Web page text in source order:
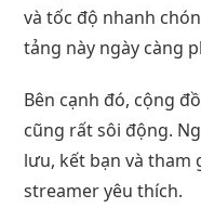
và tốc độ nhanh
tảng này ngày càng
Bên cạnh đó, cộng
cũng rất sôi động.
lưu, kết bạn và tham
streamer yêu thích.